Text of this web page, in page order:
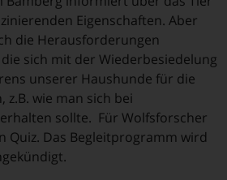
Eigenschaften. Aber
die Herausforderungen
sich mit der Wiederbesiedelung
unserer Haushunde für die
z.B. wie man sich bei
sollte. Für Wolfsforscher
Quiz. Das Begleitprogramm wird